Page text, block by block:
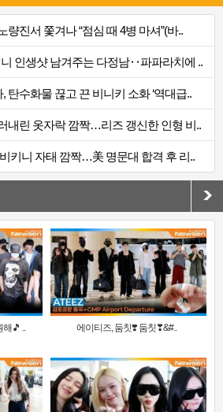
량진서 쫓겨나 “점심 때 4병 마셔”(바..
인생샷 남겨주는 다정남‥파파라치에 ..
탄수화물 끊고 끈 비니키 소화 ‘역대급..
내린 옷자락 깜짝…리즈 갱신한 인형 비..
키니 자태 깜짝…美 명문대 합격 후 리..
해🎵 .. 에이티즈, 둠칫❣️ 둠칫❣&#..